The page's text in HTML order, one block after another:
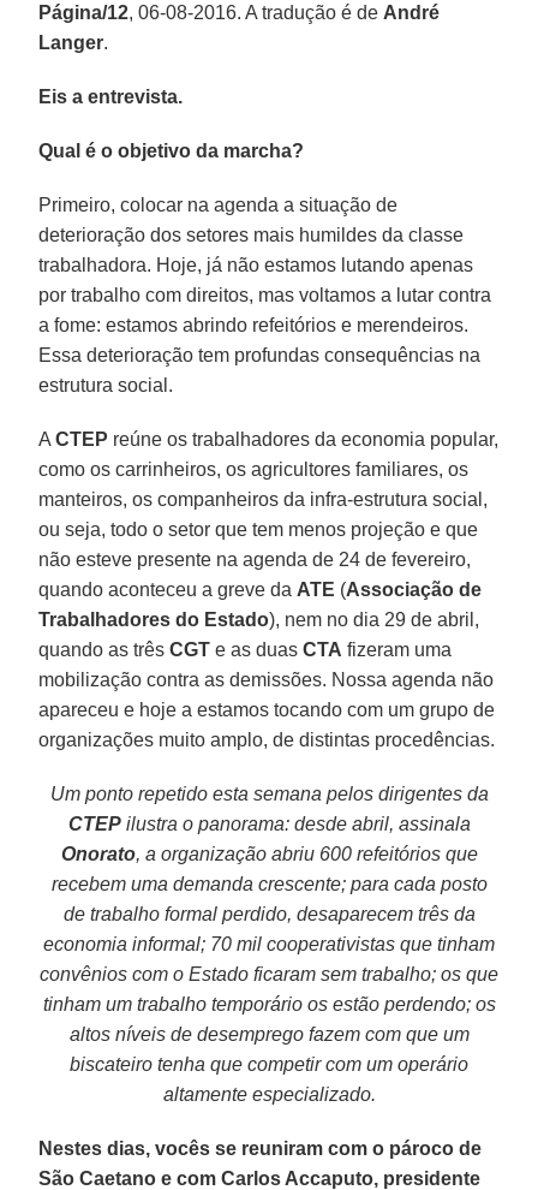
Página/12, 06-08-2016. A tradução é de André
Langer.
Eis a entrevista.
Qual é o objetivo da marcha?
Primeiro, colocar na agenda a situação de
deterioração dos setores mais humildes da classe
trabalhadora. Hoje, já não estamos lutando apenas
por trabalho com direitos, mas voltamos a lutar contra
a fome: estamos abrindo refeitórios e merendeiros.
Essa deterioração tem profundas consequências na
estrutura social.
ACTEP reúne os trabalhadores da economia popular,
como os carrinheiros, os agricultores familiares, os
manteiros, os companheiros da infra-estrutura social,
ou seja, todo o setor que tem menos projeção e que
não esteve presente na agenda de 24 de fevereiro,
quando aconteceu a greve da ATE (Associação de
Trabalhadores do Estado), nem no dia 29 de abril,
quando as trêsCGT e as duasCTA fizeram uma
mobilização contra as demissões. Nossa agenda não
apareceu e hoje a estamos tocando com um grupo de
organizações muito amplo, de distintas procedências.
Um ponto repetido esta semana pelos dirigentes da
CTEPilustra o panorama: desde abril, assinala
Onorato, a organização abriu 600 refeitórios que
recebem uma demanda crescente; para cada posto
de trabalho formal perdido, desaparecem três da
economia informal; 70 mil cooperativistas que tinham
convênios com o Estado ficaram sem trabalho; os que
tinham um trabalho temporário os estão perdendo; os
altos níveis de desemprego fazem com que um
biscateiro tenha que competir com um operário
altamente especializado.
Nestes dias, vocês se reuniram com o pároco de
São Caetano e com Carlos Accaputo, presidente